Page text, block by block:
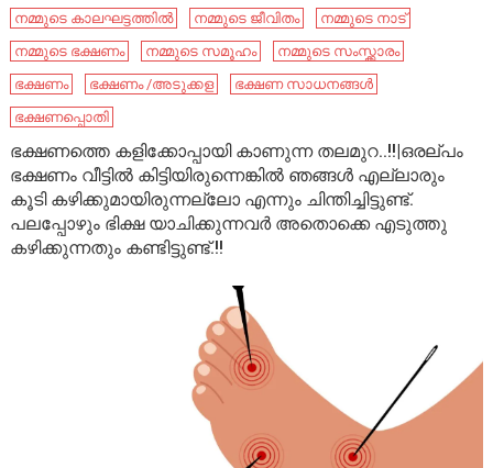
നമ്മുടെ കാലഘട്ടത്തിൽ
നമ്മുടെ ജീവിതം
നമ്മുടെ നാട്‌
നമ്മുടെ ഭക്ഷണം
നമ്മുടെ സമൂഹം
നമ്മുടെ സംസ്ക്കാരം
ഭക്ഷണം
ഭക്ഷണം /അടുക്കള
ഭക്ഷണ സാധനങ്ങൾ
ഭക്ഷണപ്പൊതി
ഭക്ഷണത്തെ കളിക്കോപ്പായി കാണുന്ന തലമുറ..!!|ഒരല്പം
ഭക്ഷണം വീട്ടിൽ കിട്ടിയിരുന്നെങ്കിൽ ഞങ്ങൾ എല്ലാരും
കൂടി കഴിക്കുമായിരുന്നല്ലോ എന്നും ചിന്തിച്ചിട്ടുണ്ട്.
പലപ്പോഴും ഭിക്ഷ യാചിക്കുന്നവർ അതൊക്കെ എടുത്തു
കഴിക്കുന്നതും കണ്ടിട്ടുണ്ട്.!!